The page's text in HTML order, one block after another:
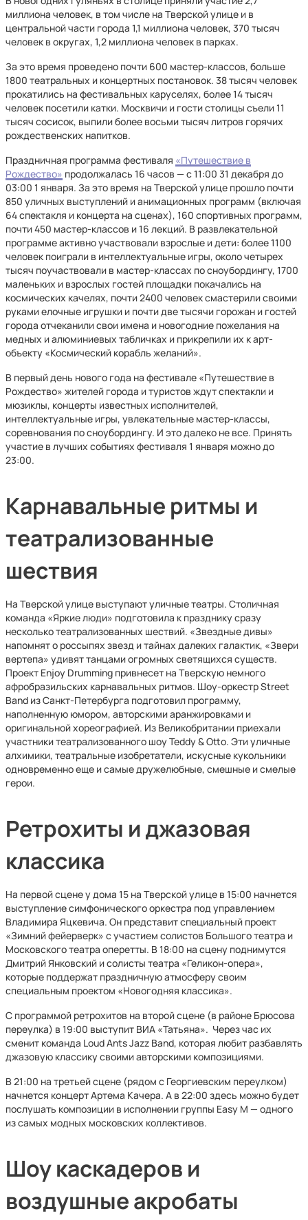
миллиона человек, в том числе на Тверской улице и в
центральной части города 1,1 миллиона человек, 370 тысяч
человек в округах, 1,2 миллиона человек в парках.
За это время проведено почти 600 мастер-классов, больше
1800 театральных и концертных постановок. 38 тысяч человек
прокатились на фестивальных каруселях, более 14 тысяч
человек посетили катки. Москвичи и гости столицы съели 11
тысяч сосисок, выпили более восьми тысяч литров горячих
рождественских напитков.
Праздничная программа фестиваля «Путешествие в
Рождество» продолжалась 16 часов — с 11:00 31 декабря до
03:00 1 января. За это время на Тверской улице прошло почти
850 уличных выступлений и анимационных программ (включая
64 спектакля и концерта на сценах), 160 спортивных программ,
почти 450 мастер-классов и 16 лекций. В развлекательной
программе активно участвовали взрослые и дети: более 1100
человек поиграли в интеллектуальные игры, около четырех
тысяч поучаствовали в мастер-классах по сноубордингу, 1700
маленьких и взрослых гостей площадки покачались на
космических качелях, почти 2400 человек смастерили своими
руками елочные игрушки и почти две тысячи горожан и гостей
города отчеканили свои имена и новогодние пожелания на
медных и алюминиевых табличках и прикрепили их к арт-
объекту «Космический корабль желаний».
В первый день нового года на фестивале «Путешествие в
Рождество» жителей города и туристов ждут спектакли и
мюзиклы, концерты известных исполнителей,
интеллектуальные игры, увлекательные мастер-классы,
соревнования по сноубордингу. И это далеко не все. Принять
участие в лучших событиях фестиваля 1 января можно до
23:00.
Карнавальные ритмы и
театрализованные
шествия
На Тверской улице выступают уличные театры. Столичная
команда «Яркие люди» подготовила к празднику сразу
несколько театрализованных шествий. «Звездные дивы»
напомнят о россыпях звезд и тайнах далеких галактик, «Звери
вертепа» удивят танцами огромных светящихся существ.
Проект Enjoy Drumming привнесет на Тверскую немного
афробразильских карнавальных ритмов. Шоу-оркестр Street
Band из Санкт-Петербурга подготовил программу,
наполненную юмором, авторскими аранжировками и
оригинальной хореографией. Из Великобритании приехали
участники театрализованного шоу Teddy & Otto. Эти уличные
алхимики, театральные изобретатели, искусные кукольники
одновременно еще и самые дружелюбные, смешные и смелые
герои.
Ретрохиты и джазовая
классика
На первой сцене у дома 15 на Тверской улице в 15:00 начнется
выступление симфонического оркестра под управлением
Владимира Яцкевича. Он представит специальный проект
«Зимний фейерверк» с участием солистов Большого театра и
Московского театра оперетты. В 18:00 на сцену поднимутся
Дмитрий Янковский и солисты театра «Геликон-опера»,
которые поддержат праздничную атмосферу своим
специальным проектом «Новогодняя классика».
С программой ретрохитов на второй сцене (в районе Брюсова
переулка) в 19:00 выступит ВИА «Татьяна». Через час их
сменит команда Loud Ants Jazz Band, которая любит разбавлять
джазовую классику своими авторскими композициями.
В 21:00 на третьей сцене (рядом с Георгиевским переулком)
начнется концерт Артема Качера. А в 22:00 здесь можно будет
послушать композиции в исполнении группы Easy M — одного
из самых модных московских коллективов.
Шоу каскадеров и
воздушные акробаты